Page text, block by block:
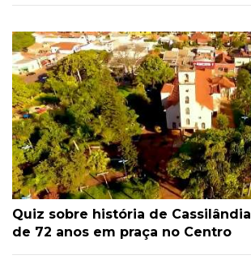
Quiz sobre história de
de 72 anos em praça no Centro